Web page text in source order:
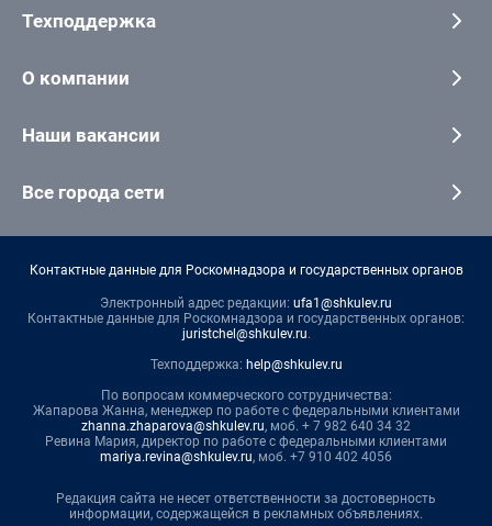
Техподдержка
О компании
Наши вакансии
Все города сети
Контактные данные для Роскомнадзора и государственных органов
Электронный адрес редакции: ufa1@shkulev.ru
Контактные данные для Роскомнадзора и государственных органов:
juristchel@shkulev.ru.
Техподдержка: help@shkulev.ru
По вопросам коммерческого сотрудничества:
Жапарова Жанна, менеджер по работе с федеральными клиентами
zhanna.zhaparova@shkulev.ru, моб. + 7 982 640 34 32
Ревина Мария, директор по работе с федеральными клиентами
mariya.revina@shkulev.ru, моб. +7 910 402 4056
Редакция сайта не несет ответственности за достоверность
информации, содержащейся в рекламных объявлениях.